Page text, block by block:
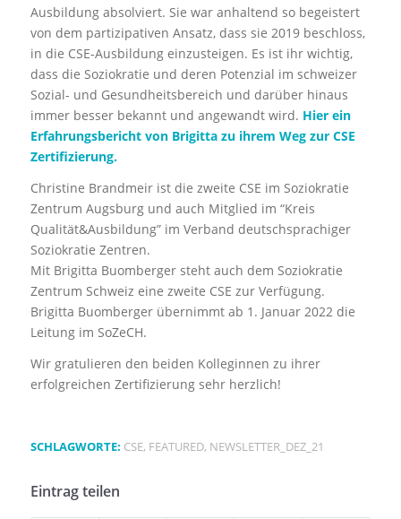
Ausbildung absolviert. Sie war anhaltend so begeistert
von dem partizipativen Ansatz, dass sie 2019 beschloss,
in die CSE-Ausbildung einzusteigen. Es ist ihr wichtig,
dass die Soziokratie und deren Potenzial im schweizer
Sozial- und Gesundheitsbereich und darüber hinaus
immer besser bekannt und angewandt wird. Hier ein
Erfahrungsbericht von Brigitta zu ihrem Weg zur CSE
Zertifizierung.
Christine Brandmeir ist die zweite CSE im Soziokratie
Zentrum Augsburg und auch Mitglied im “Kreis
Qualität&Ausbildung” im Verband deutschsprachiger
Soziokratie Zentren.
Mit Brigitta Buomberger steht auch dem Soziokratie
Zentrum Schweiz eine zweite CSE zur Verfügung.
Brigitta Buomberger übernimmt ab 1. Januar 2022 die
Leitung im SoZeCH.
Wir gratulieren den beiden Kolleginnen zu ihrer
erfolgreichen Zertifizierung sehr herzlich!
SCHLAGWORTE: CSE, FEATURED, NEWSLETTER_DEZ_21
Eintrag teilen